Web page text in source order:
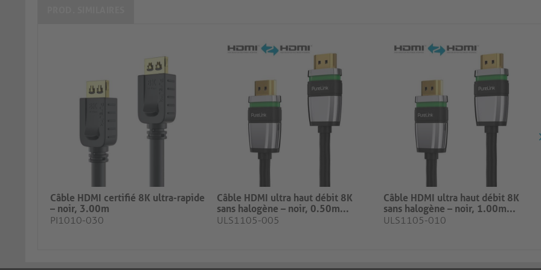
Câble HDMI certifié 8K ultra-rapide
– noir, 3.00m
PI1010-030
Câble HDMI ultra haut débit 8K
sans halogène – noir, 0.50m​...
ULS1105-005
Câble HDMI ultra haut débit 8K
sans halogène – noir, 1.00m​...
ULS1105-010